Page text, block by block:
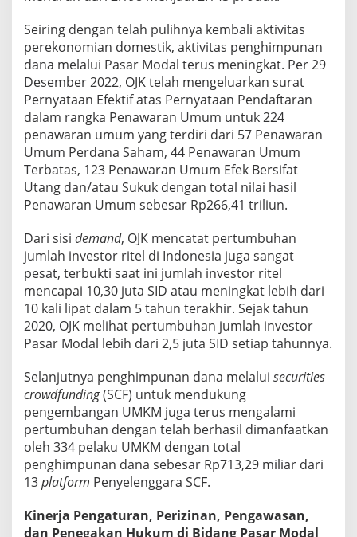
Seiring dengan telah pulihnya kembali aktivitas
perekonomian domestik, aktivitas penghimpunan
dana melalui Pasar Modal terus meningkat. Per 29
Desember 2022, OJK telah mengeluarkan surat
Pernyataan Efektif atas Pernyataan Pendaftaran
dalam rangka Penawaran Umum untuk 224
penawaran umum yang terdiri dari 57 Penawaran
Umum Perdana Saham, 44 Penawaran Umum
Terbatas, 123 Penawaran Umum Efek Bersifat
Utang dan/atau Sukuk dengan total nilai hasil
Penawaran Umum sebesar Rp266,41 triliun.
Dari sisi demand, OJK mencatat pertumbuhan
jumlah investor ritel di Indonesia juga sangat
pesat, terbukti saat ini jumlah investor ritel
mencapai 10,30 juta SID atau meningkat lebih dari
10 kali lipat dalam 5 tahun terakhir. Sejak tahun
2020, OJK melihat pertumbuhan jumlah investor
Pasar Modal lebih dari 2,5 juta SID setiap tahunnya.
Selanjutnya penghimpunan dana melalui securities
crowdfunding(SCF) untuk mendukung
pengembangan UMKM juga terus mengalami
pertumbuhan dengan telah berhasil dimanfaatkan
oleh 334 pelaku UMKM dengan total
penghimpunan dana sebesar Rp713,29 miliar dari
13platform Penyelenggara SCF.
Kinerja Pengaturan, Perizinan, Pengawasan,
dan Penegakan Hukum di Bidang Pasar Modal